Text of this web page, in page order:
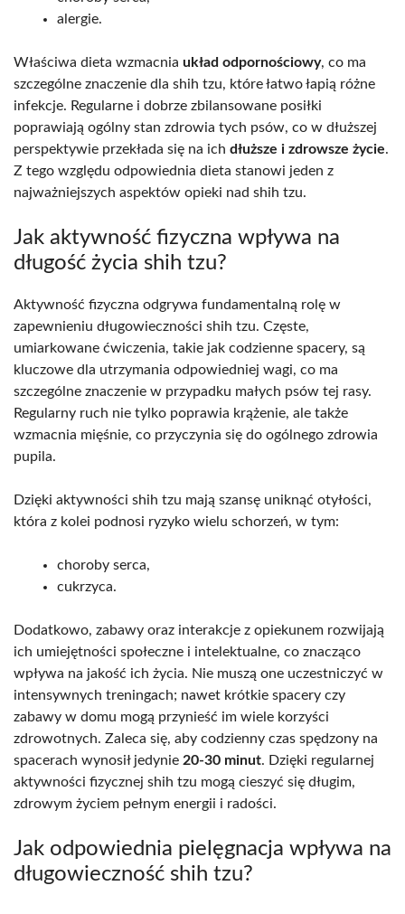
alergie.
Właściwa dieta wzmacnia układ odpornościowy, co ma
szczególne znaczenie dla shih tzu, które łatwo łapią różne
infekcje. Regularne i dobrze zbilansowane posiłki
poprawiają ogólny stan zdrowia tych psów, co w dłuższej
perspektywie przekłada się na ich dłuższe i zdrowsze życie.
Z tego względu odpowiednia dieta stanowi jeden z
najważniejszych aspektów opieki nad shih tzu.
Jak aktywność fizyczna wpływa na
długość życia shih tzu?
Aktywność fizyczna odgrywa fundamentalną rolę w
zapewnieniu długowieczności shih tzu. Częste,
umiarkowane ćwiczenia, takie jak codzienne spacery, są
kluczowe dla utrzymania odpowiedniej wagi, co ma
szczególne znaczenie w przypadku małych psów tej rasy.
Regularny ruch nie tylko poprawia krążenie, ale także
wzmacnia mięśnie, co przyczynia się do ogólnego zdrowia
pupila.
Dzięki aktywności shih tzu mają szansę uniknąć otyłości,
która z kolei podnosi ryzyko wielu schorzeń, w tym:
choroby serca,
cukrzyca.
Dodatkowo, zabawy oraz interakcje z opiekunem rozwijają
ich umiejętności społeczne i intelektualne, co znacząco
wpływa na jakość ich życia. Nie muszą one uczestniczyć w
intensywnych treningach; nawet krótkie spacery czy
zabawy w domu mogą przynieść im wiele korzyści
zdrowotnych. Zaleca się, aby codzienny czas spędzony na
spacerach wynosił jedynie 20-30 minut. Dzięki regularnej
aktywności fizycznej shih tzu mogą cieszyć się długim,
zdrowym życiem pełnym energii i radości.
Jak odpowiednia pielęgnacja wpływa na
długowieczność shih tzu?